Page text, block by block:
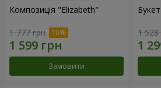
Композиція "Elizabeth"
1 777 грн
Замовити
1 528